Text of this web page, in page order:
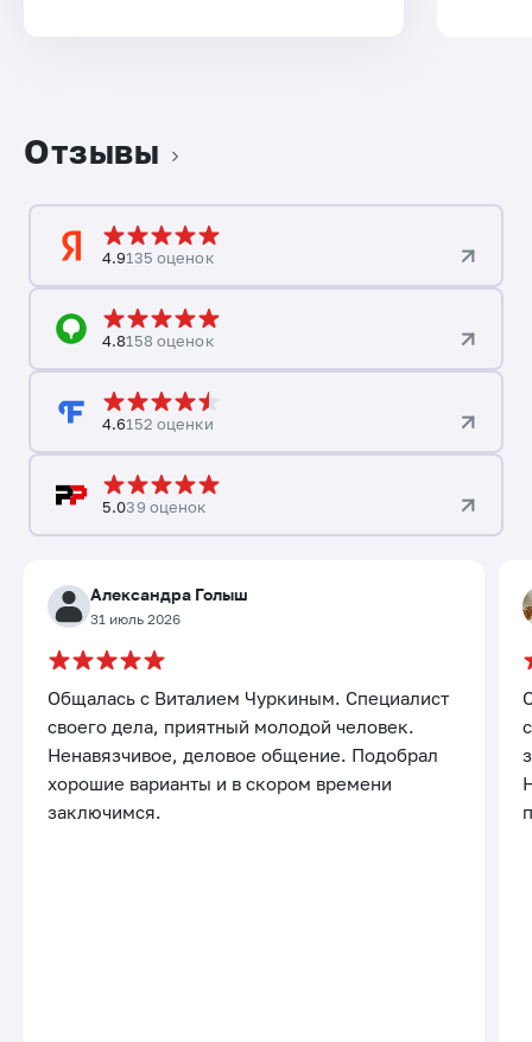
Отзывы
4.9135 оценок
4.8158 оценок
4.6152 оценки
5.039 оценок
Александра Голыш
31 июль 2026
Общалась с Виталием Чуркиным. Специалист
своего дела, приятный молодой человек.
Ненавязчивое, деловое общение. Подобрал
хорошие варианты и в скором времени
заключимся.